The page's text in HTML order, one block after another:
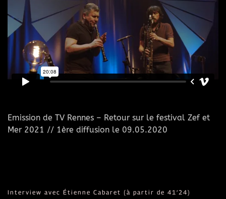
Emission de TV Rennes – Retour sur le festival Zef et
Mer 2021 // 1ère diffusion le 09.05.2020
Interview avec Étienne Cabaret (à partir de 41’24)